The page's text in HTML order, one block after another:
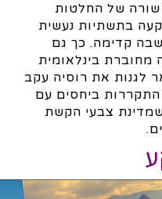
שורה של החלטות
בתשתיות נעשית
קדימה. כך גם
מחוברת בינלאומית
לגנות את רוסיה עקב
ביחסים עם
צבעי הקשת